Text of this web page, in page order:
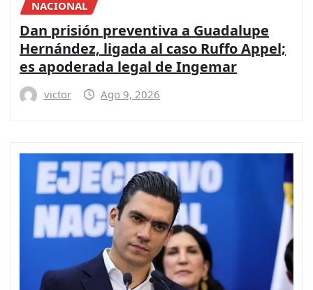
NACIONAL
Dan prisión preventiva a Guadalupe
Hernández, ligada al caso Ruffo Appel;
es apoderada legal de Ingemar
victor Ago 9, 2026